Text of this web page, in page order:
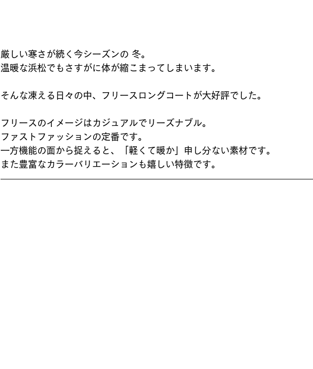
厳しい寒さが続く今シーズンの 冬。
温暖な浜松でもさすがに体が縮こまってしまいます。
そんな凍える日々の中、フリースロングコートが大好評でした。
フリースのイメージはカジュアルでリーズナブル。
ファストファッションの定番です。
一方機能の面から捉えると、「軽くて暖か」申し分ない素材です。
また豊富なカラーバリエーションも嬉しい特徴です。